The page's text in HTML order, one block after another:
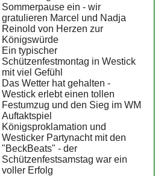
Sommerpause ein - wir
gratulieren Marcel und Nadja
Reinold von Herzen zur
Königswürde
Ein typischer
Schützenfestmontag in Westick
mit viel Gefühl
Das Wetter hat gehalten -
Westick erlebt einen tollen
Festumzug und den Sieg im WM
Auftaktspiel
Königsproklamation und
Westicker Partynacht mit den
"BeckBeats" - der
Schützenfestsamstag war ein
voller Erfolg